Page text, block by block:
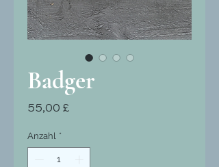
Badger
55,00 £
Anzahl *